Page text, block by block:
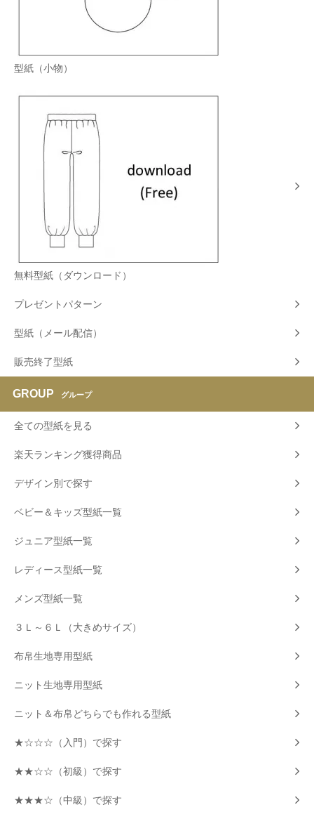
型紙（小物）
無料型紙（ダウンロード）
プレゼントパターン
型紙（メール配信）
販売終了型紙
GROUP グループ
全ての型紙を見る
楽天ランキング獲得商品
デザイン別で探す
ベビー＆キッズ型紙一覧
ジュニア型紙一覧
レディース型紙一覧
メンズ型紙一覧
３Ｌ～６Ｌ（大きめサイズ）
布帛生地専用型紙
ニット生地専用型紙
ニット＆布帛どちらでも作れる型紙
★☆☆☆（入門）で探す
★★☆☆（初級）で探す
★★★☆（中級）で探す